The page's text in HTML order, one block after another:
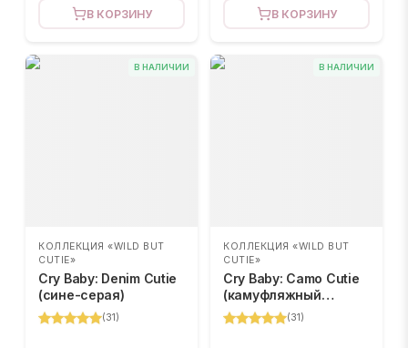
В КОРЗИНУ В КОРЗИНУ
В НАЛИЧИИ
КОЛЛЕКЦИЯ «WILD BUT
CUTIE»
Cry Baby: Denim Cutie
(сине-серая)
(31 )
В НАЛИЧИИ
КОЛЛЕКЦИЯ «WILD BUT
CUTIE»
Cry Baby: Camo Cutie
(камуфляжный
зеленый) (31 )